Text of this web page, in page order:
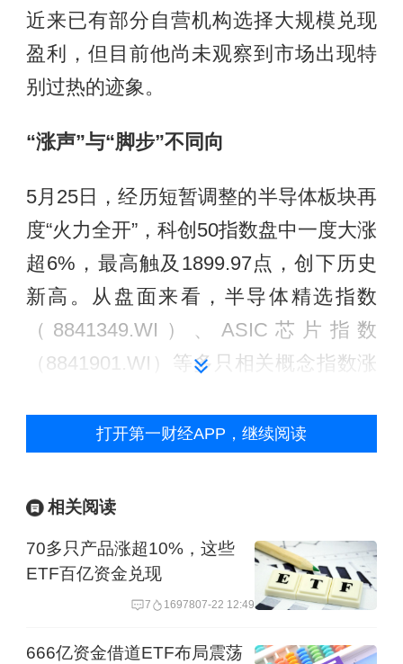
近来已有部分自营机构选择大规模兑现
盈利，但目前他尚未观察到市场出现特
别过热的迹象。
“涨声”与“脚步”不同向
5月25日，经历短暂调整的半导体板块再
度“火力全开”，科创50指数盘中一度大涨
超6%，最高触及1899.97点，创下历史
新高。从盘面来看，半导体精选指数
（8841349.WI）、ASIC芯片指数
（8841901.WI）等多只相关概念指数涨
个股层面更是多点开花、涨势凌厉，华
半导体个股纷纷涨停；寒武纪上涨
9.37%，股价攀升至1435元，创历史新
高；同时，中芯国际（688981.SH）、
北方华创（002371.SZ）等25只半导体
个股同步创出股价历史新高。
打开第一财经APP，继续阅读
相关阅读
70多只产品涨超10%，这些
ETF百亿资金兑现
7 1697807-22 12:49
666亿资金借道ETF布局震荡